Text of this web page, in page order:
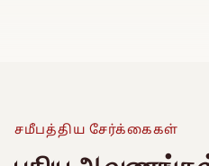
Watch Promo
சமீபத்திய சேர்க்கைகள்